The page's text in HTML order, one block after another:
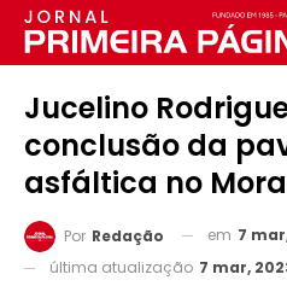
Jucelino
conclusão da
asfáltica no
Por Redação em 7
última atualização 7 mar,